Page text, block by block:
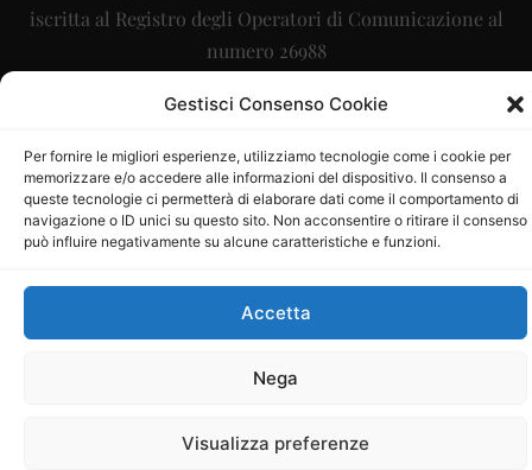
Gestisci Consenso Cookie
Per fornire le migliori esperienze, utilizziamo tecnologie come i cookie per
memorizzare e/o accedere alle informazioni del dispositivo. Il consenso a
queste tecnologie ci permetterà di elaborare dati come il comportamento di
navigazione o ID unici su questo sito. Non acconsentire o ritirare il consenso
può influire negativamente su alcune caratteristiche e funzioni.
Accetta
Nega
Visualizza preferenze
iscritta al Registro degli Operatori di Comunicazione al
numero 26988
Sito gestito daLa Digitale srl–info@ladigitale.it